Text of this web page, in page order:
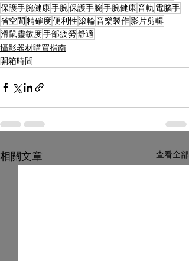
保護手腕健康手腕保護手腕手腕健康音軌 電腦手
省空間 精確度便利性滾輪音樂製作影片剪輯
滑鼠靈敏度手部疲勞舒適
攝影器材購買指南
開箱時間
相關文章 查看全部